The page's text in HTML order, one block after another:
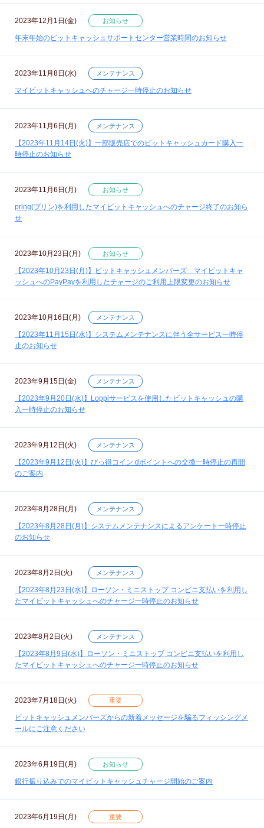
2023年12月1日(金) お知らせ
年末年始のビットキャッシュサポートセンター営業時間のお知らせ
2023年11月8日(水) メンテナンス
マイビットキャッシュへのチャージ一時停止のお知らせ
2023年11月6日(月) メンテナンス
【2023年11月14日(火)】一部販売店でのビットキャッシュカード購入一
時停止のお知らせ
2023年11月6日(月) お知らせ
pring(プリン)を利用したマイビットキャッシュへのチャージ終了のお知ら
せ
2023年10月23日(月) お知らせ
【2023年10月23日(月)】ビットキャッシュメンバーズ マイビットキャ
ッシュへのPayPayを利用したチャージのご利用上限変更のお知らせ
2023年10月16日(月) メンテナンス
【2023年11月15日(水)】システムメンテナンスに伴う全サービス一時停
止のお知らせ
2023年9月15日(金) メンテナンス
【2023年9月20日(水)】Loppiサービスを使用したビットキャッシュの購
入一時停止のお知らせ
2023年9月12日(火) メンテナンス
【2023年9月12日(火)】びっ得コイン dポイントへの交換一時停止の再開
のご案内
2023年8月28日(月) メンテナンス
【2023年8月28日(月)】システムメンテナンスによるアンケート一時停止
のお知らせ
2023年8月2日(火) メンテナンス
【2023年8月23日(水)】ローソン・ミニストップ コンビニ支払いを利用し
たマイビットキャッシュへのチャージ一時停止のお知らせ
2023年8月2日(火) メンテナンス
【2023年8月9日(水)】ローソン・ミニストップ コンビニ支払いを利用し
たマイビットキャッシュへのチャージ一時停止のお知らせ
2023年7月18日(火) 重要
ビットキャッシュメンバーズからの新着メッセージを騙るフィッシングメ
ールにご注意ください
2023年6月19日(月) お知らせ
銀行振り込みでのマイビットキャッシュチャージ開始のご案内
2023年6月19日(月) 重要